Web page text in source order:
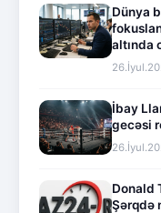
Dünya
altında
İbay
gecəsi
Donald
Şərqdə